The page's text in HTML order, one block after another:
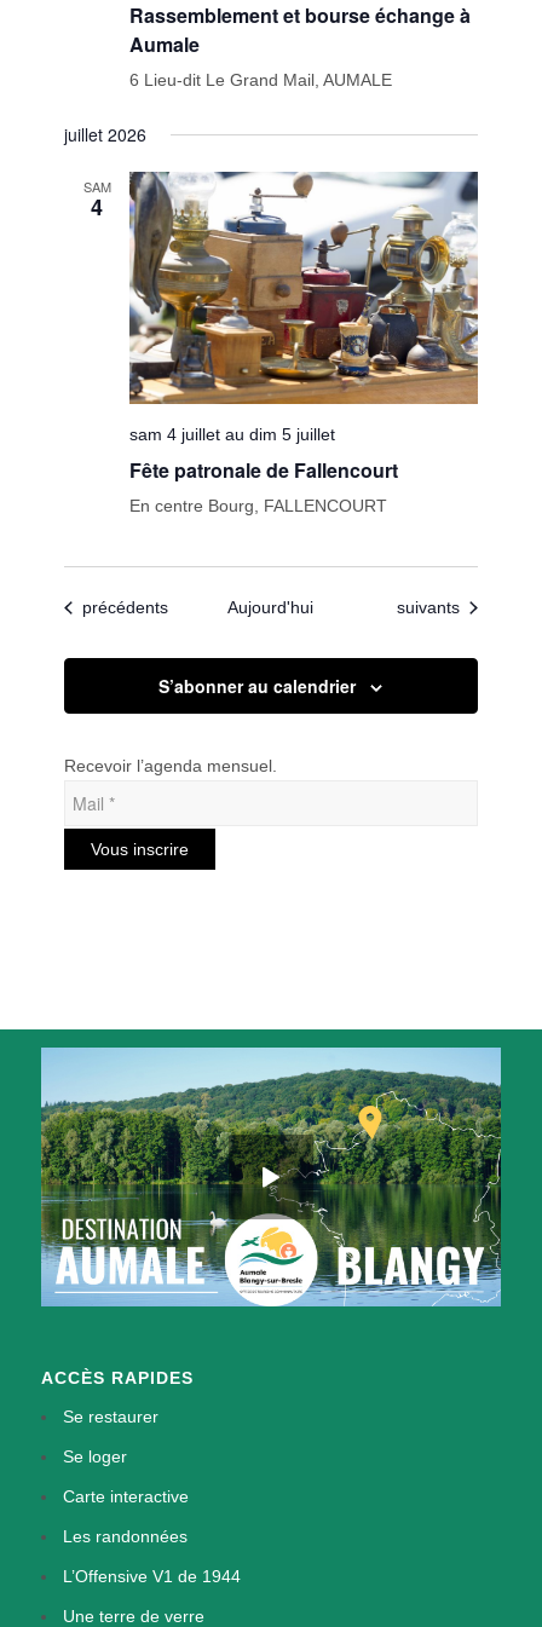
Rassemblement et bourse échange à
Aumale
6 Lieu-dit Le Grand Mail, AUMALE
juillet 2026
SAM
4
sam 4 juillet au dim 5 juillet
Fête patronale de Fallencourt
En centre Bourg, FALLENCOURT
Évènements
précédents Aujourd'hui Évènements
suivants
S’abonner au calendrier
Recevoir l’agenda mensuel.
ACCÈS RAPIDES
Se restaurer
Se loger
Carte interactive
Les randonnées
L’Offensive V1 de 1944
Une terre de verre